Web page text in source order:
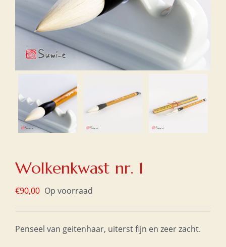
Wolkenkwast nr. 1
€90,00 Op voorraad
Penseel van geitenhaar, uiterst fijn en zeer zacht.